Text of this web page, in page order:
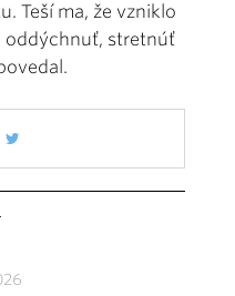
Teší ma, že vzniklo
oddýchnuť, stretnúť